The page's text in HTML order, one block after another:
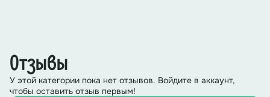
Отзывы
У этой категории пока нет отзывов. Войдите в аккаунт,
чтобы оставить отзыв первым!